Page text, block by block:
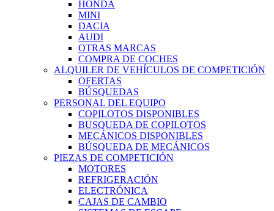
HONDA
MINI
DACIA
AUDI
OTRAS MARCAS
COMPRA DE COCHES
ALQUILER DE VEHÍCULOS DE COMPETICIÓN
OFERTAS
BÚSQUEDAS
PERSONAL DEL EQUIPO
COPILOTOS DISPONIBLES
BUSQUEDA DE COPILOTOS
MECÁNICOS DISPONIBLES
BÚSQUEDA DE MECÁNICOS
PIEZAS DE COMPETICIÓN
MOTORES
REFRIGERACIÓN
ELECTRÓNICA
CAJAS DE CAMBIO